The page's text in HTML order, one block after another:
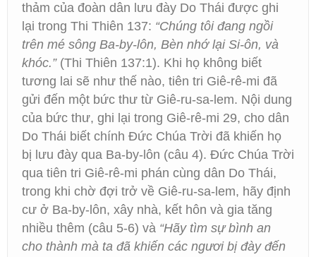
thảm của đoàn dân lưu đày Do Thái được ghi
lại trong Thi Thiên 137: “Chúng tôi đang ngồi
trên mé sông Ba-by-lôn, Bèn nhớ lại Si-ôn, và
khóc.”(Thi Thiên 137:1). Khi họ không biết
tương lai sẽ như thế nào, tiên tri Giê-rê-mi đã
gửi đến một bức thư từ Giê-ru-sa-lem. Nội dung
của bức thư, ghi lại trong Giê-rê-mi 29, cho dân
Do Thái biết chính Đức Chúa Trời đã khiến họ
bị lưu đày qua Ba-by-lôn (câu 4). Đức Chúa Trời
qua tiên tri Giê-rê-mi phán cùng dân Do Thái,
trong khi chờ đợi trở về Giê-ru-sa-lem, hãy định
cư ở Ba-by-lôn, xây nhà, kết hôn và gia tăng
nhiều thêm (câu 5-6) và “Hãy tìm sự bình an
cho thành mà ta đã khiến các ngươi bị đày đến